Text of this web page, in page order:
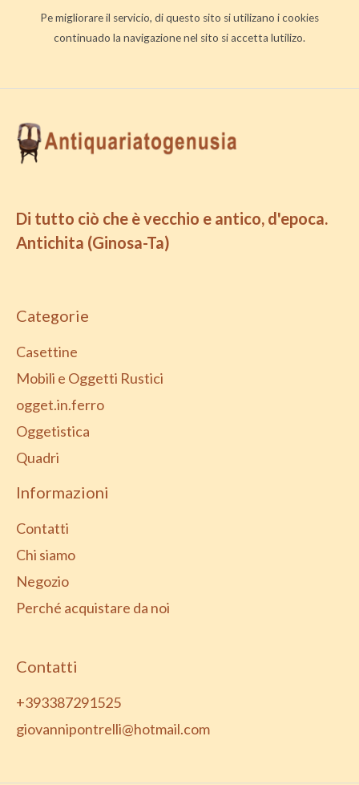
Pe migliorare il servicio, di questo sito si utilizano i cookies
continuado la navigazione nel sito si accetta lutilizo.
Di tutto ciò che è vecchio e antico, d'epoca.
Antichita (Ginosa-Ta)
Categorie
Casettine
Mobili e Oggetti Rustici
ogget.in.ferro
Oggetistica
Quadri
Informazioni
Contatti
Chi siamo
Negozio
Perché acquistare da noi
Contatti
+393387291525
giovannipontrelli@hotmail.com